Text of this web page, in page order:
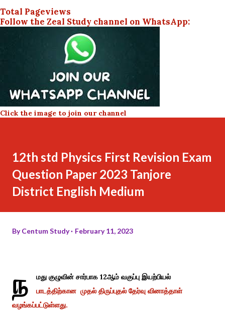
Total Pageviews
Follow the Zeal Study channel on WhatsApp:
Click the image to join our channel
12th std Physics First Revision Exam
Question Paper 2023 Tanjore
District English Medium
ByCentum Study February 11, 2023
ந
மது குழுவின் சார்பாக 12ஆம் வகுப்பு இயற்பியல்
பாடத்திற்கான முதல் திருப்புதல் தேர்வு வினாத்தாள்
வழங்கப்பட்டுள்ளது.